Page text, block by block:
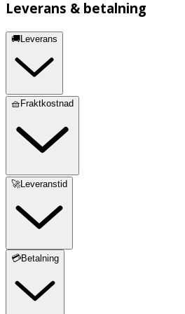
Leverans & betalning
🚚Leverans
🧺Fraktkostnad
🚀Leveranstid
💳Betalning